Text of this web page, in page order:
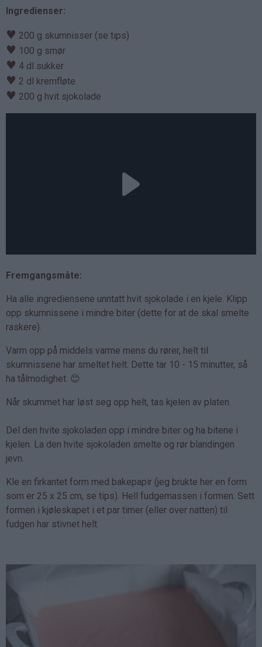
Ingredienser:
♥ 200 g skumnisser (se tips)
♥ 100 g smør
♥ 4 dl sukker
♥ 2 dl kremfløte
♥ 200 g hvit sjokolade
Fremgangsmåte:
Ha alle ingrediensene unntatt hvit sjokolade i en kjele. Klipp
opp skumnissene i mindre biter (dette for at de skal smelte
raskere).
Varm opp på middels varme mens du rører, helt til
skumnissene har smeltet helt. Dette tar 10 - 15 minutter, så
ha tålmodighet. 😊
Når skummet har løst seg opp helt, tas kjelen av platen.
Del den hvite sjokoladen opp i mindre biter og ha bitene i
kjelen. La den hvite sjokoladen smelte og rør blandingen
jevn.
Kle en firkantet form med bakepapir (jeg brukte her en form
som er 25 x 25 cm, se tips). Hell fudgemassen i formen. Sett
formen i kjøleskapet i et par timer (eller over natten) til
fudgen har stivnet helt.